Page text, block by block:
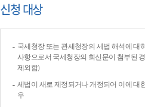
신청 대상
국세청장 또는 관세청장의 세법 해석에 대
사항으로서 국세청장의 회신문이 첨부된
제외함)
세법이 새로 제정되거나 개정되어 이에 대
우